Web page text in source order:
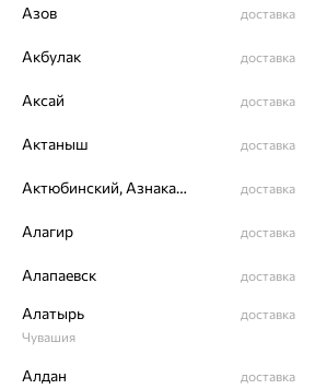
Запросить
от 49 971 138 808
Азов доставка
Акбулак доставка
Аксай доставка
Актаныш доставка
Актюбинский, Азнакаевский район доставка
Алагир доставка
Алапаевск доставка
Алатырь
Чувашия
доставка
Алдан доставка